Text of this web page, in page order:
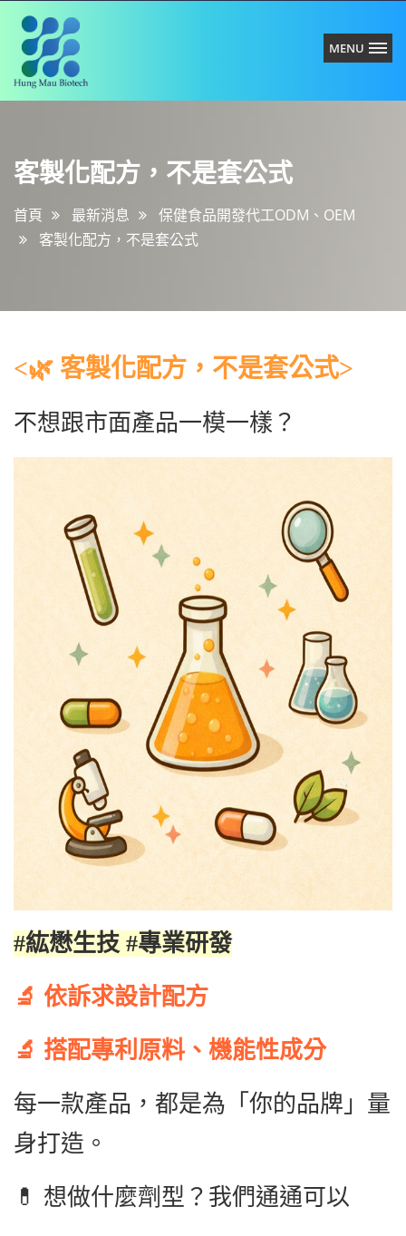
紘
技
有
公
司
MENU
客
化
配
不
是
式
客製化配方，不是套公式
首頁 最新消息
保健食品開發代工ODM、OEM
客製化配方，不是套公式
<🌿 客製化配方，不是套公式>
不想跟市面產品一模一樣？
#紘懋生技 #專業研發
🔬 依訴求設計配方
🔬 搭配專利原料、機能性成分
每一款產品，都是為「你的品牌」量
身打造。
💊 想做什麼劑型？我們通通可以